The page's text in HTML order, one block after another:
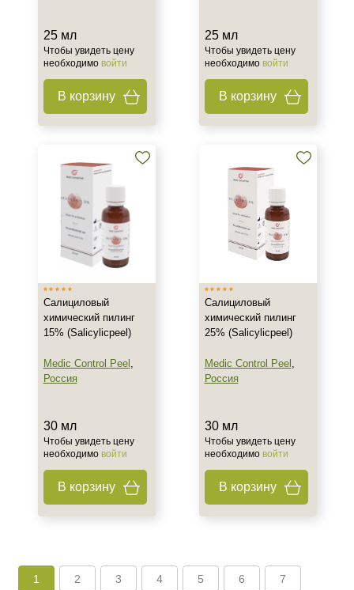
25 мл
Чтобы увидеть цену
необходимо войти
В корзину
25 мл
Чтобы увидеть цену
необходимо войти
В корзину
Салициловый
химический пилинг
15% (Salicylicpeel)
Medic Control Peel ,
Россия
30 мл
Чтобы увидеть цену
необходимо войти
В корзину
Салициловый
химический пилинг
25% (Salicylicpeel)
Medic Control Peel ,
Россия
30 мл
Чтобы увидеть цену
необходимо войти
В корзину
1 2 3 4 5 6 7
Не показывать предложение о консультации
+7 (495) 640-58-89
+7 (929) 933-09-89